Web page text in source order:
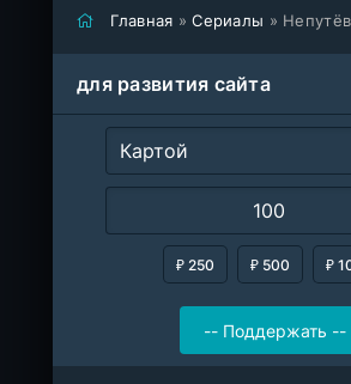
Главная »Сериалы » Непутёвый
для развития сайта
₽ 250 ₽ 500 ₽